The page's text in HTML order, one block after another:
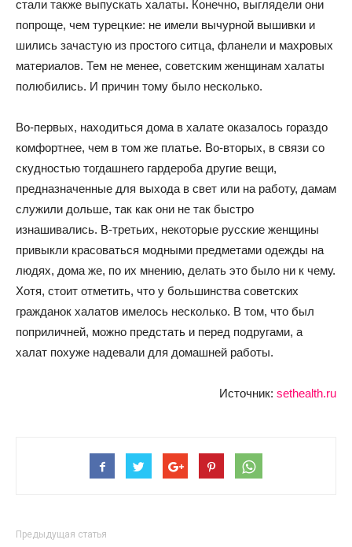
стали также выпускать халаты. Конечно, выглядели они
попроще, чем турецкие: не имели вычурной вышивки и
шились зачастую из простого ситца, фланели и махровых
материалов. Тем не менее, советским женщинам халаты
полюбились. И причин тому было несколько.
Во-первых, находиться дома в халате оказалось гораздо
комфортнее, чем в том же платье. Во-вторых, в связи со
скудностью тогдашнего гардероба другие вещи,
предназначенные для выхода в свет или на работу, дамам
служили дольше, так как они не так быстро
изнашивались. В-третьих, некоторые русские женщины
привыкли красоваться модными предметами одежды на
людях, дома же, по их мнению, делать это было ни к чему.
Хотя, стоит отметить, что у большинства советских
гражданок халатов имелось несколько. В том, что был
поприличней, можно предстать и перед подругами, а
халат похуже надевали для домашней работы.
Источник: sethealth.ru
Предыдущая статья